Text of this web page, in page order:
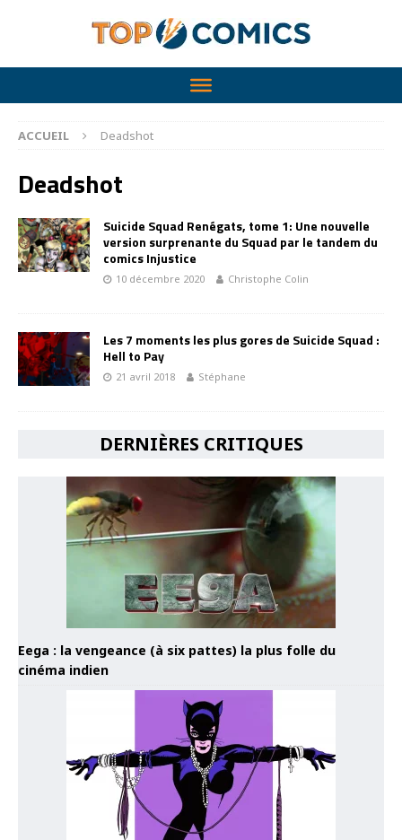
ACCUEIL Deadshot
Deadshot
Suicide Squad Renégats, tome 1: Une nouvelle
version surprenante du Squad par le tandem du
comics Injustice
10 décembre 2020 Christophe Colin
Les 7 moments les plus gores de Suicide Squad :
Hell to Pay
21 avril 2018 Stéphane
DERNIÈRES CRITIQUES
Eega : la vengeance (à six pattes) la plus folle du
cinéma indien